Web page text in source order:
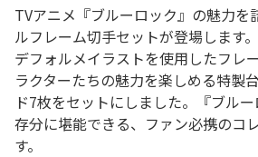
TVアニメ『ブルーロック』の魅力を
ルフレーム切手セットが登場します。
デフォルメイラストを使用したフレ
ラクターたちの魅力を楽しめる特製
ド7枚をセットにしました。『ブル
存分に堪能できる、ファン必携のコ
す。